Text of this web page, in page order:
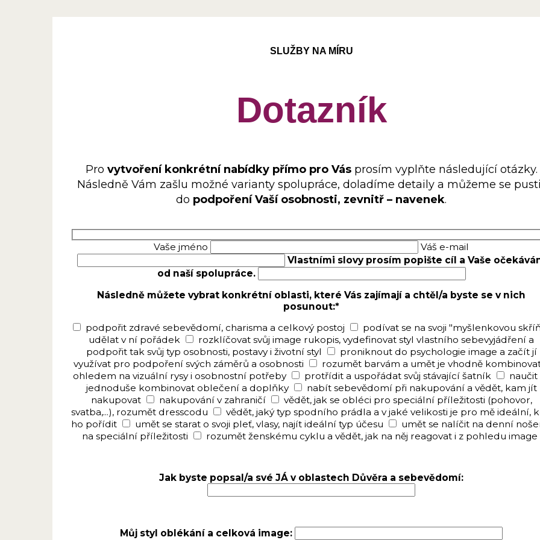
SLUŽBY NA MÍRU
Dotazník
Pro vytvoření konkrétní nabídky přímo pro Vásprosím vyplňte následující otázky.
Následně Vám zašlu možné varianty spolupráce, doladíme detaily a můžeme se
do podpoření Vaší osobnosti, zevnitř – navenek.
Vaše jméno
Váš e-mail
Vlastními slovy prosím popište cíl a Vaše
od naší spolupráce.
Následně můžete vybrat konkrétní oblasti, které Vás zajímají a chtěl/a byste se v nich
posunout:*
podpořit zdravé sebevědomí, charisma a celkový postoj
podívat se na svoji "myšlenkovou
udělat v ní pořádek
rozklíčovat svůj image rukopis, vydefinovat styl vlastního sebevyjádření a
podpořit tak svůj typ osobnosti, postavy i životní styl
proniknout do psychologie image a začít jí
využívat pro podpoření svých záměrů a osobnosti
rozumět barvám a umět je vhodně
ohledem na vizuální rysy i osobnostní potřeby
protřídit a uspořádat svůj stávající šatník
naučit
jednoduše kombinovat oblečení a doplňky
nabít sebevědomí při nakupování a vědět, kam jít
nakupovat
nakupování v zahraničí
vědět, jak se obléci pro speciální příležitosti (pohovor,
svatba,...), rozumět dresscodu
vědět, jaký typ spodního prádla a v jaké velikosti je pro mě ideální,
ho pořídit
umět se starat o svoji pleť, vlasy, najít ideální typ účesu
umět se nalíčit na denní
na speciální příležitosti
rozumět ženskému cyklu a vědět, jak na něj reagovat i z pohledu image
Jak byste popsal/a své JÁ v oblastech Důvěra a sebevědomí:
Můj styl oblékání a celková image: